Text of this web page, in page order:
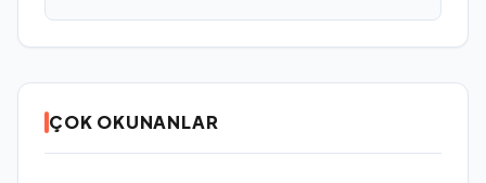
ÇOK OKUNANLAR